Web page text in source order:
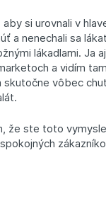
si urovnali v
a nenechali sa
lákadlami. Ja
a vidím
skutočne vôbec
že ste toto